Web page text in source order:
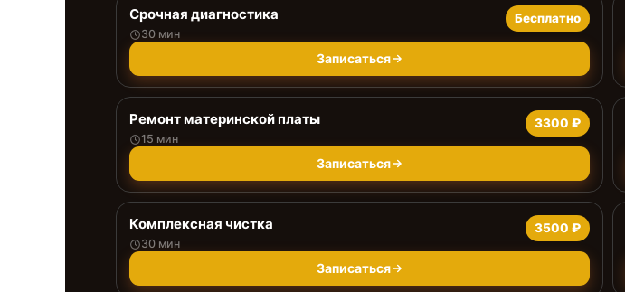
Срочная диагностика
30 мин
Бесплатно
Записаться
Ремонт материнской платы
15 мин
3300 ₽
Записаться
Комплексная чистка
30 мин
3500 ₽
Записаться